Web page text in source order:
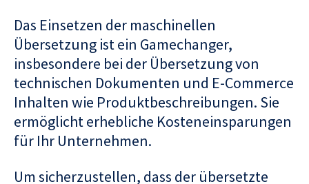
Das Einsetzen der maschinellen
Übersetzung ist ein Gamechanger,
insbesondere bei der Übersetzung von
technischen Dokumenten und E-Commerce
Inhalten wie Produktbeschreibungen. Sie
ermöglicht erhebliche Kosteneinsparungen
für Ihr Unternehmen.
Um sicherzustellen, dass der übersetzte